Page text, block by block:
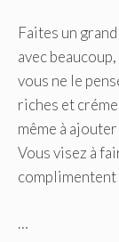
Faites un
avec
vous ne le
riches et
même à
Vous visez à
…